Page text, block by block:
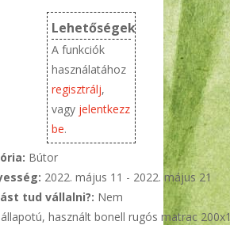
Lehetőségek
A funkciók
használatához
regisztrálj,
vagy jelentkezz
be.
Bútor
2022. május 11 - 2022. május 21
tud vállalni?: Nem
használt bonell rugós matrac